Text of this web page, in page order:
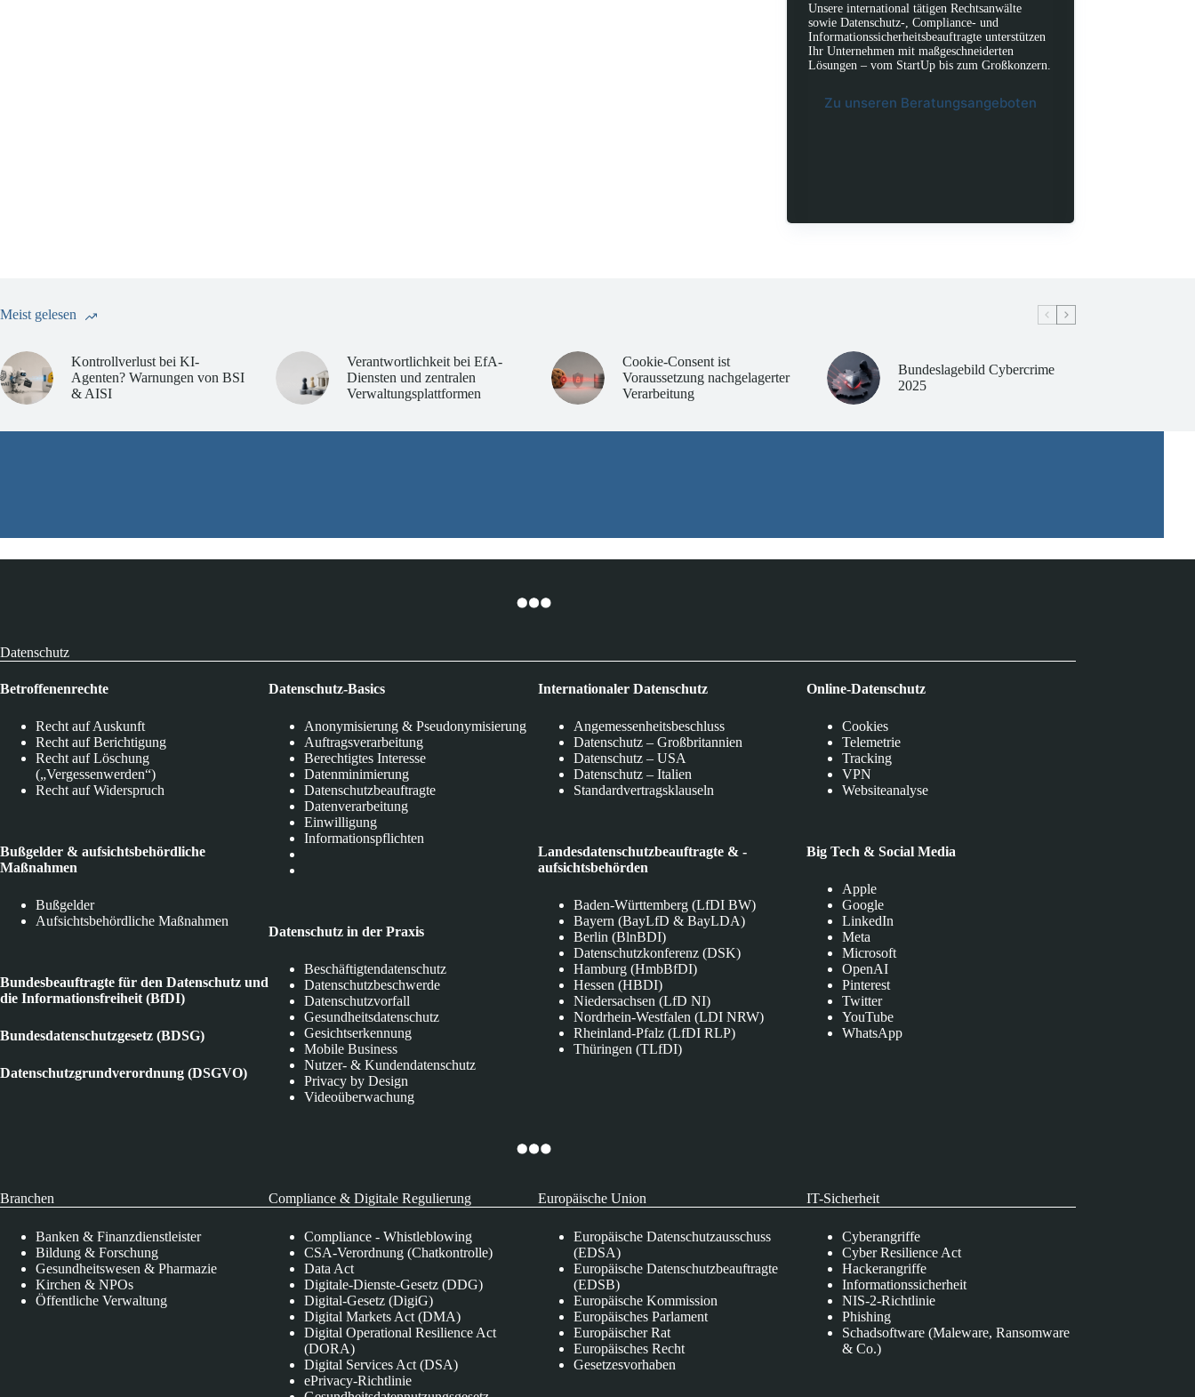
Unsere international tätigen Rechtsanwälte
sowie Datenschutz-, Compliance- und
Informationssicherheitsbeauftragte unterstützen
Ihr Unternehmen mit maßgeschneiderten
Lösungen – vom StartUp bis zum Großkonzern.
Zu unseren Beratungsangeboten
Meist gelesen
Kontrollverlust bei KI-
Agenten? Warnungen von BSI
& AISI
Verantwortlichkeit bei EfA-
Diensten und zentralen
Verwaltungsplattformen
Cookie-Consent ist
Voraussetzung nachgelagerter
Verarbeitung
Bundeslagebild Cybercrime
2025
Datenschutz
Betroffenenrechte
Recht auf Auskunft
Recht auf Berichtigung
Recht auf Löschung
(„Vergessenwerden“)
Recht auf Widerspruch
Bußgelder & aufsichtsbehördliche
Maßnahmen
Bußgelder
Aufsichtsbehördliche Maßnahmen
Bundesbeauftragte für den Datenschutz und
die Informationsfreiheit (BfDI)
Bundesdatenschutzgesetz (BDSG)
Datenschutzgrundverordnung (DSGVO)
Datenschutz-Basics
Anonymisierung & Pseudonymisierung
Auftragsverarbeitung
Berechtigtes Interesse
Datenminimierung
Datenschutzbeauftragte
Datenverarbeitung
Einwilligung
Informationspflichten
Datenschutz in der Praxis
Beschäftigtendatenschutz
Datenschutzbeschwerde
Datenschutzvorfall
Gesundheitsdatenschutz
Gesichtserkennung
Mobile Business
Nutzer- & Kundendatenschutz
Privacy by Design
Videoüberwachung
Internationaler Datenschutz
Angemessenheitsbeschluss
Datenschutz – Großbritannien
Datenschutz – USA
Datenschutz – Italien
Standardvertragsklauseln
Landesdatenschutzbeauftragte & -
aufsichtsbehörden
Baden-Württemberg (LfDI BW)
Bayern (BayLfD & BayLDA)
Berlin (BlnBDI)
Datenschutzkonferenz (DSK)
Hamburg (HmbBfDI)
Hessen (HBDI)
Niedersachsen (LfD NI)
Nordrhein-Westfalen (LDI NRW)
Rheinland-Pfalz (LfDI RLP)
Thüringen (TLfDI)
Online-Datenschutz
Cookies
Telemetrie
Tracking
VPN
Websiteanalyse
Big Tech & Social Media
Apple
Google
LinkedIn
Meta
Microsoft
OpenAI
Pinterest
Twitter
YouTube
WhatsApp
Branchen
Banken & Finanzdienstleister
Bildung & Forschung
Gesundheitswesen & Pharmazie
Kirchen & NPOs
Öffentliche Verwaltung
Compliance & Digitale Regulierung
Compliance - Whistleblowing
CSA-Verordnung (Chatkontrolle)
Data Act
Digitale-Dienste-Gesetz (DDG)
Digital-Gesetz (DigiG)
Digital Markets Act (DMA)
Digital Operational Resilience Act
(DORA)
Digital Services Act (DSA)
ePrivacy-Richtlinie
Europäische Union
Europäische Datenschutzausschuss
(EDSA)
Europäische Datenschutzbeauftragte
(EDSB)
Europäische Kommission
Europäisches Parlament
Europäischer Rat
Europäisches Recht
Gesetzesvorhaben
IT-Sicherheit
Cyberangriffe
Cyber Resilience Act
Hackerangriffe
Informationssicherheit
NIS-2-Richtlinie
Phishing
Schadsoftware (Maleware, Ransomware
& Co.)